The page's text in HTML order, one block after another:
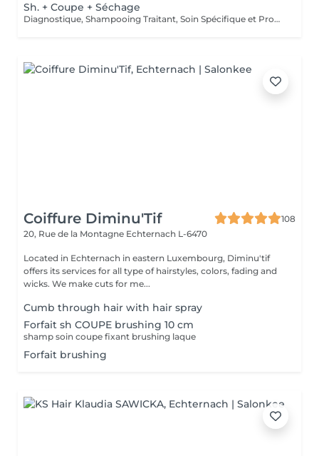
Sh. + Coupe + Séchage
Diagnostique, Shampooing Traitant, Soin Spécifique et Produits Coiffants inclus
Coiffure Diminu'Tif
108
20, Rue de la Montagne Echternach L-6470
Located in Echternach in eastern Luxembourg, Diminu'tif
offers its services for all type of hairstyles, colors, fading and
wicks. We make cuts for me...
Cumb through hair with hair spray
Forfait sh COUPE brushing 10 cm
shamp soin coupe fixant brushing laque
Forfait brushing